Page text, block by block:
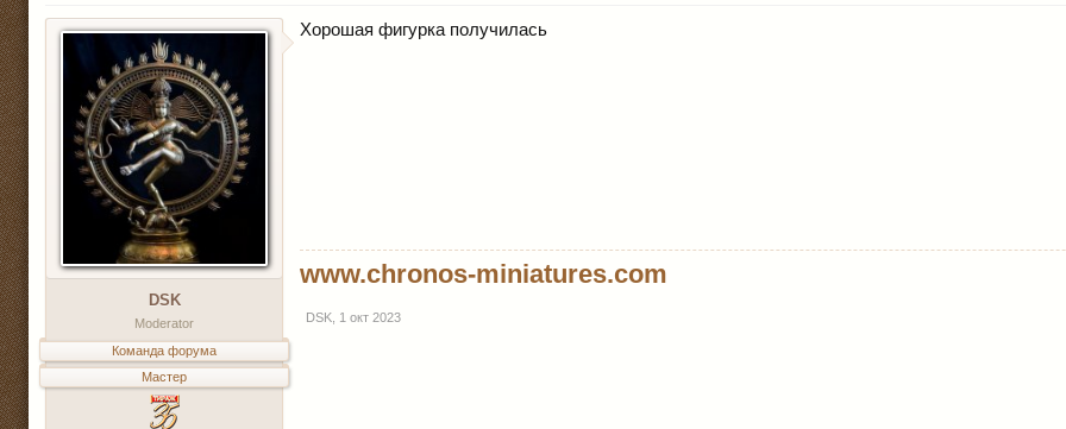
DSK
Moderator
Команда форума
Мастер
Хорошая фигурка получилась
www.chronos-miniatures.com
DSK 1 окт 2023